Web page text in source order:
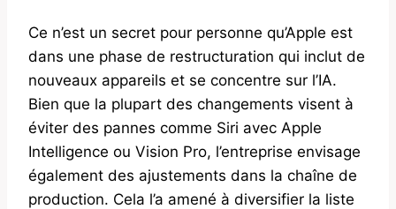
Ce n’est un secret pour personne qu’Apple est
dans une phase de restructuration qui inclut de
nouveaux appareils et se concentre sur l’IA.
Bien que la plupart des changements visent à
éviter des pannes comme Siri avec Apple
Intelligence ou Vision Pro, l’entreprise envisage
également des ajustements dans la chaîne de
production. Cela l’a amené à diversifier la liste